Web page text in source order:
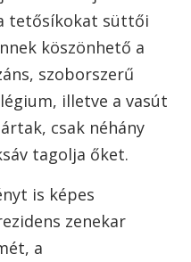
tetősíkokat süttői
köszönhető a
szoborszerű
illetve a vasút
csak néhány
tagolja őket.
is képes
zenekar
a